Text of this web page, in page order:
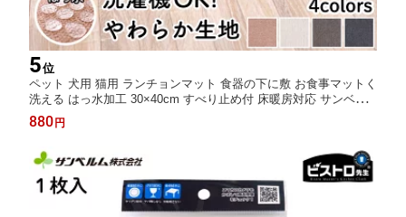
5位
ペット 犬用 猫用 ランチョンマット 食器の下に敷 お食事マットく
洗える はっ水加工 30×40cm すべり止め付 床暖房対応 サンベル
ム PallyPally
880 円